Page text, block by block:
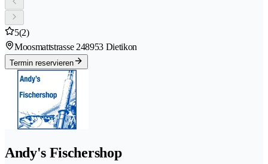
5(2)
Moosmattstrasse 248953 Dietikon
Termin reservieren
Andy's Fischershop